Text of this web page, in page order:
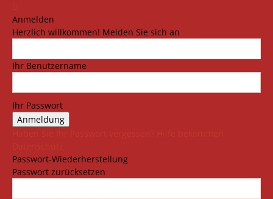
Anmelden
Herzlich willkommen! Melden Sie sich an
Ihr Benutzername
Ihr Passwort
Passwort-Wiederherstellung
Passwort zurücksetzen